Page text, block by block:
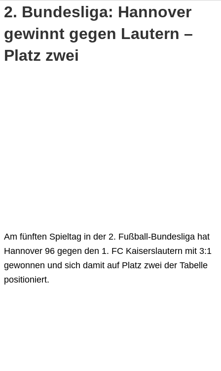
2. Bundesliga: Hannover
gewinnt gegen Lautern –
Platz zwei
Am fünften Spieltag in der 2. Fußball-Bundesliga hat
Hannover 96 gegen den 1. FC Kaiserslautern mit 3:1
gewonnen und sich damit auf Platz zwei der Tabelle
positioniert.